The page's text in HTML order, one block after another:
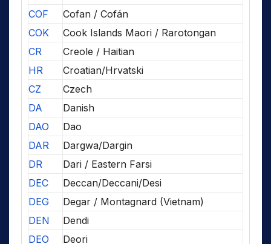
COF
Cofan / Cofán
COK
Cook Islands Maori / Rarotongan
CR
Creole / Haitian
HR
Croatian/Hrvatski
CZ
Czech
DA
Danish
DAO
Dao
DAR
Dargwa/Dargin
DR
Dari / Eastern Farsi
DEC
Deccan/Deccani/Desi
DEG
Degar / Montagnard (Vietnam)
DEN
Dendi
DEO
Deori